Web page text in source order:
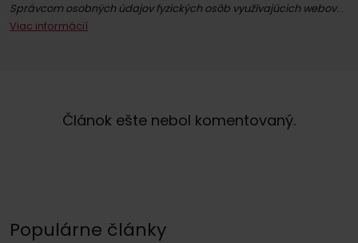
Správcom osobných údajov fyzických osôb využívajúcich webovú stránku whitepress.com a všetky jej podstránky (ďalej len Služba) v zmysle Nariadenia Európskeho parlamentu a Rady (EÚ) 2016/679 z 27. apríla 2016 o ochrane fyzickými osobami v súvislosti so spracúvaním osobných údajov a o voľnom pohybe týchto údajov a o zrušení smernice 95/46/ES (ďalej len: GDPR) je spoločne „WhitePress“ Spółka z ograniczoną odpowiedzialnością so sídlom v Bielsko-Biała na adrese ul. Legionów 26/28, zapísaná do registra podnikateľov Národného súdneho registra vedeného Okresným súdom v Bielsko-Biała, 8. ekonomický úsek Národného súdneho registra pod číslom KRS: 0000651339, NIP: 9372667797, REGON: 243400145 a iné spoločnosti zo skupiny
Registráciou na odber noviniek súhlasíte so zasielaním obchodných informácií prostredníctvom elektronických komunikačných prostriedkov, najmä e-mailu, týkajúcich sa priameho marketingu služieb a produktov ponúkaných spoločnosťou WhitePress s.r.o. a jej dôveryhodných obchodných partnerov so záujmom o marketing vlastného tovaru alebo služieb. Právnym základom spracovania vašich osobných údajov je udelený súhlas (čl. 6 ods. 1 písm. a) GDPR).
Viac informácií
Článok ešte nebol komentovaný.
Populárne články